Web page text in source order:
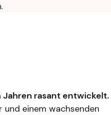
rasant
einem wachsenden